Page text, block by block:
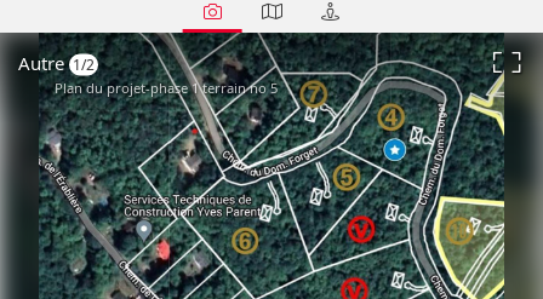
Autre 1/2
Plan du projet-phase 1 terrain no 5